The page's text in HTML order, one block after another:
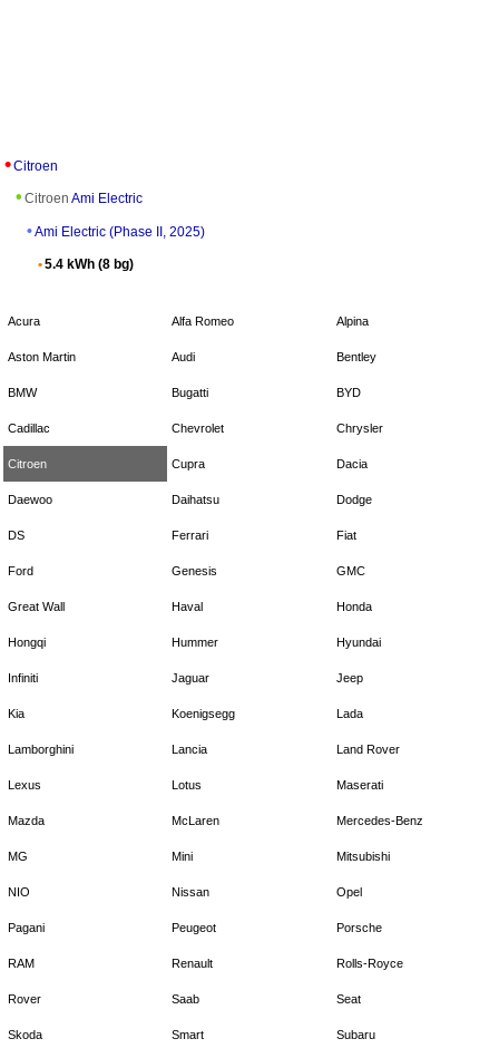
Citroen
Citroen Ami Electric
Ami Electric (Phase II, 2025)
5.4 kWh (8 bg)
Acura Alfa Romeo Alpina
Aston Martin Audi Bentley
BMW Bugatti BYD
Cadillac Chevrolet Chrysler
Citroen Cupra Dacia
Daewoo Daihatsu Dodge
DS Ferrari Fiat
Ford Genesis GMC
Great Wall Haval Honda
Hongqi Hummer Hyundai
Infiniti Jaguar Jeep
Kia Koenigsegg Lada
Lamborghini Lancia Land Rover
Lexus Lotus Maserati
Mazda McLaren Mercedes-Benz
MG Mini Mitsubishi
NIO Nissan Opel
Pagani Peugeot Porsche
RAM Renault Rolls-Royce
Rover Saab Seat
Skoda Smart Subaru